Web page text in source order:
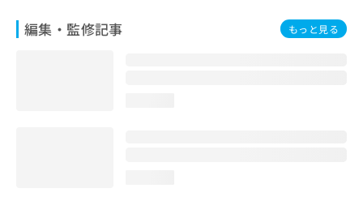
編集・監修記事 もっと見る